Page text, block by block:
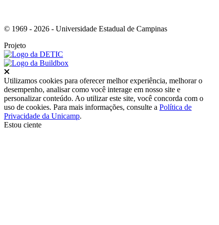
© 1969 - 2026 - Universidade Estadual de Campinas
Projeto
Utilizamos cookies para oferecer melhor experiência, melhorar o
desempenho, analisar como você interage em nosso site e
personalizar conteúdo. Ao utilizar este site, você concorda com o
uso de cookies. Para mais informações, consulte a Política de
Privacidade da Unicamp.
Estou ciente